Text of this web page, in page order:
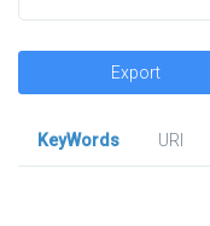
Export
KeyWords
URl